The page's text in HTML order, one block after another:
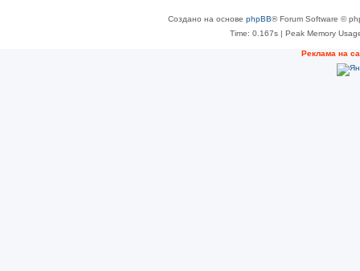
Создано на основе phpBB® Forum Software ©
Time: 0.167s| Peak Memory
Реклама на